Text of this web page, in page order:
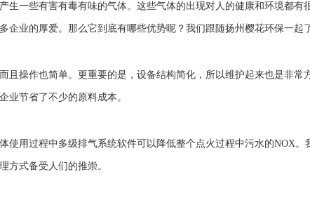
生一些有害有毒有味的气体。这些气体的出现对人的健康和环境都
企业的厚爱。那么它到底有哪些优势呢？我们跟随扬州樱花环保一起
且操作也简单。更重要的是，设备结构简化，所以维护起来也是非
业节省了不少的原料成本。
使用过程中多级排气系统软件可以降低整个点火过程中污水的NOX
方式备受人们的推崇。